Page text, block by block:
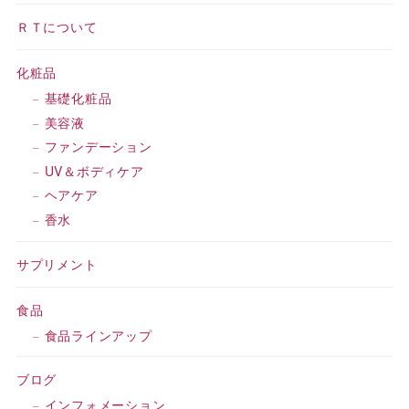
ＲＴについて
化粧品
基礎化粧品
美容液
ファンデーション
UV＆ボディケア
ヘアケア
香水
サプリメント
食品
食品ラインアップ
ブログ
インフォメーション